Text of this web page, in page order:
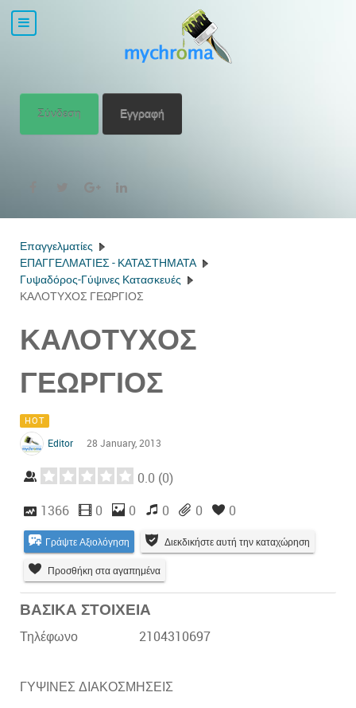
Σύνδεση Εγγραφή
Επαγγελματίες
ΕΠΑΓΓΕΛΜΑΤΙΕΣ - ΚΑΤΑΣΤΗΜΑΤΑ
Γυψαδόρος-Γύψινες Κατασκευές
ΚΑΛΟΤΥΧΟΣ ΓΕΩΡΓΙΟΣ
ΚΑΛΟΤΥΧΟΣ
ΓΕΩΡΓΙΟΣ
HOT
Editor 28 January, 2013
0.0 (0)
1366 0 0 0 0 0
Γράψτε Αξιολόγηση Διεκδικήστε αυτή την καταχώρηση
Προσθήκη στα αγαπημένα
ΒΑΣΙΚΑ ΣΤΟΙΧΕΙΑ
Τηλέφωνο 2104310697
ΓΥΨΙΝΕΣ ΔΙΑΚΟΣΜΗΣΕΙΣ